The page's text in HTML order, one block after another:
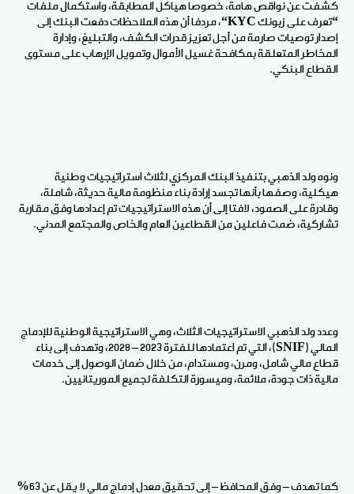
كشفت عن نواقص هامة، خصوصا هياكل المطابقة، واستكمال ملفات
“تعرف على زبونك KYC“، مردفا أن هذه الملاحظات دفعت البنك إلى
إصدار توصيات صارمة من أجل تعزيز قدرات الكشف، والتبليغ، وإدارة
المخاطر المتعلقة بمكافحة غسيل الأموال وتمويل الإرهاب على مستوى
القطاع البنكي.
ونوه ولد الذهبي بتنفيذ البنك المركزي لثلاث استراتيجيات وطنية
هيكلية، وصفها بأنها تجسد إرادة بناء منظومة مالية حديثة، شاملة،
وقادرة على الصمود، لافتا إلى أن هذه الاستراتيجيات تم إعدادها وفق مقاربة
تشاركية، ضمت فاعلين من القطاعين العام والخاص والمجتمع المدني.
وعدد ولد الذهبي الاستراتيجيات الثلاث، وهي الاستراتيجية الوطنية للإدماج
المالي ( SNIF
)، التي تم اعتمادها للفترة 2023 – 2028، وتهدف إلى بناء
قطاع مالي شامل، ومرن، ومستدام، من خلال ضمان الوصول إلى خدمات
مالية ذات جودة، ملائمة، وميسورة التكلفة لجميع الموريتانيين.
كما تهدف – وفق المحافظ – إلى تحقيق معدل إدماج مالي لا يقل عن 63%